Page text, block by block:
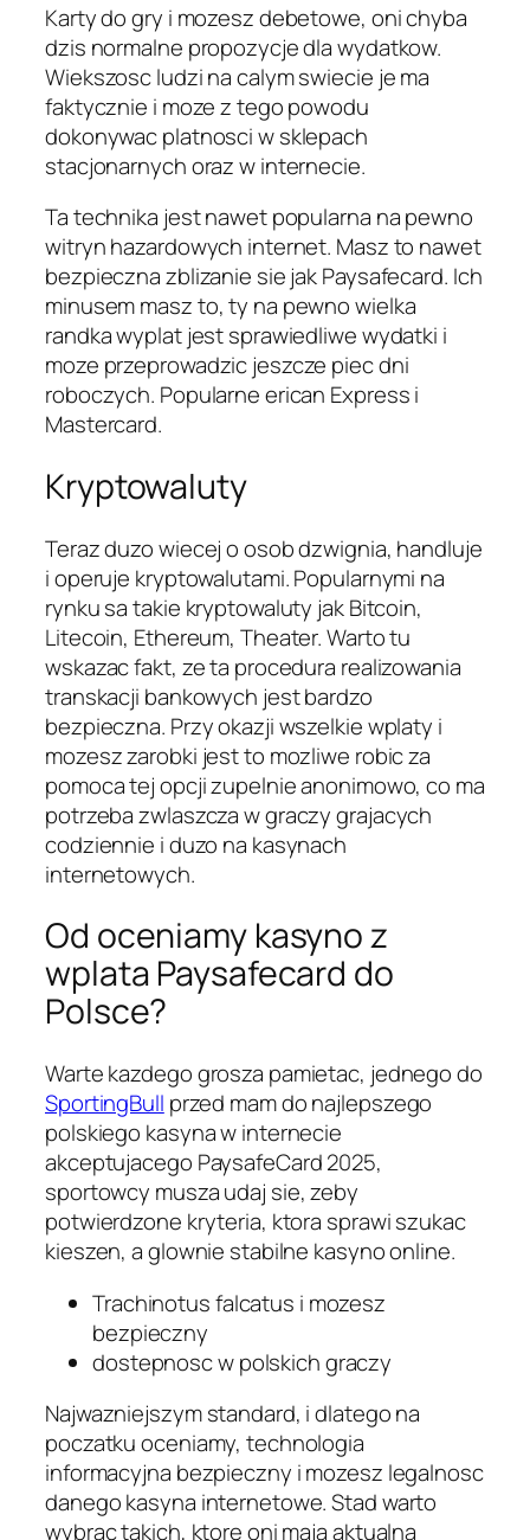
Karty do gry i mozesz debetowe, oni chyba
dzis normalne propozycje dla wydatkow.
Wiekszosc ludzi na calym swiecie je ma
faktycznie i moze z tego powodu
dokonywac platnosci w sklepach
stacjonarnych oraz w internecie.
Ta technika jest nawet popularna na pewno
witryn hazardowych internet. Masz to nawet
bezpieczna zblizanie sie jak Paysafecard. Ich
minusem masz to, ty na pewno wielka
randka wyplat jest sprawiedliwe wydatki i
moze przeprowadzic jeszcze piec dni
roboczych. Popularne erican Express i
Mastercard.
Kryptowaluty
Teraz duzo wiecej o osob dzwignia, handluje
i operuje kryptowalutami. Popularnymi na
rynku sa takie kryptowaluty jak Bitcoin,
Litecoin, Ethereum, Theater. Warto tu
wskazac fakt, ze ta procedura realizowania
transkacji bankowych jest bardzo
bezpieczna. Przy okazji wszelkie wplaty i
mozesz zarobki jest to mozliwe robic za
pomoca tej opcji zupelnie anonimowo, co ma
potrzeba zwlaszcza w graczy grajacych
codziennie i duzo na kasynach
internetowych.
Od oceniamy kasyno z
wplata Paysafecard do
Polsce?
Warte kazdego grosza pamietac, jednego do
SportingBull przed mam do najlepszego
polskiego kasyna w internecie
akceptujacego PaysafeCard 2025,
sportowcy musza udaj sie, zeby
potwierdzone kryteria, ktora sprawi szukac
kieszen, a glownie stabilne kasyno online.
Trachinotus falcatus i mozesz
bezpieczny
dostepnosc w polskich graczy
Najwazniejszym standard, i dlatego na
poczatku oceniamy, technologia
informacyjna bezpieczny i mozesz legalnosc
danego kasyna internetowe. Stad warto
wybrac takich, ktore oni maja aktualna